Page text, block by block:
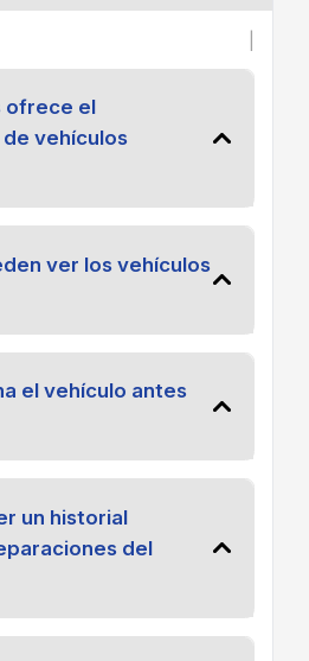
ofrece el
vehículos
ver los vehículos
el vehículo antes
un historial
del